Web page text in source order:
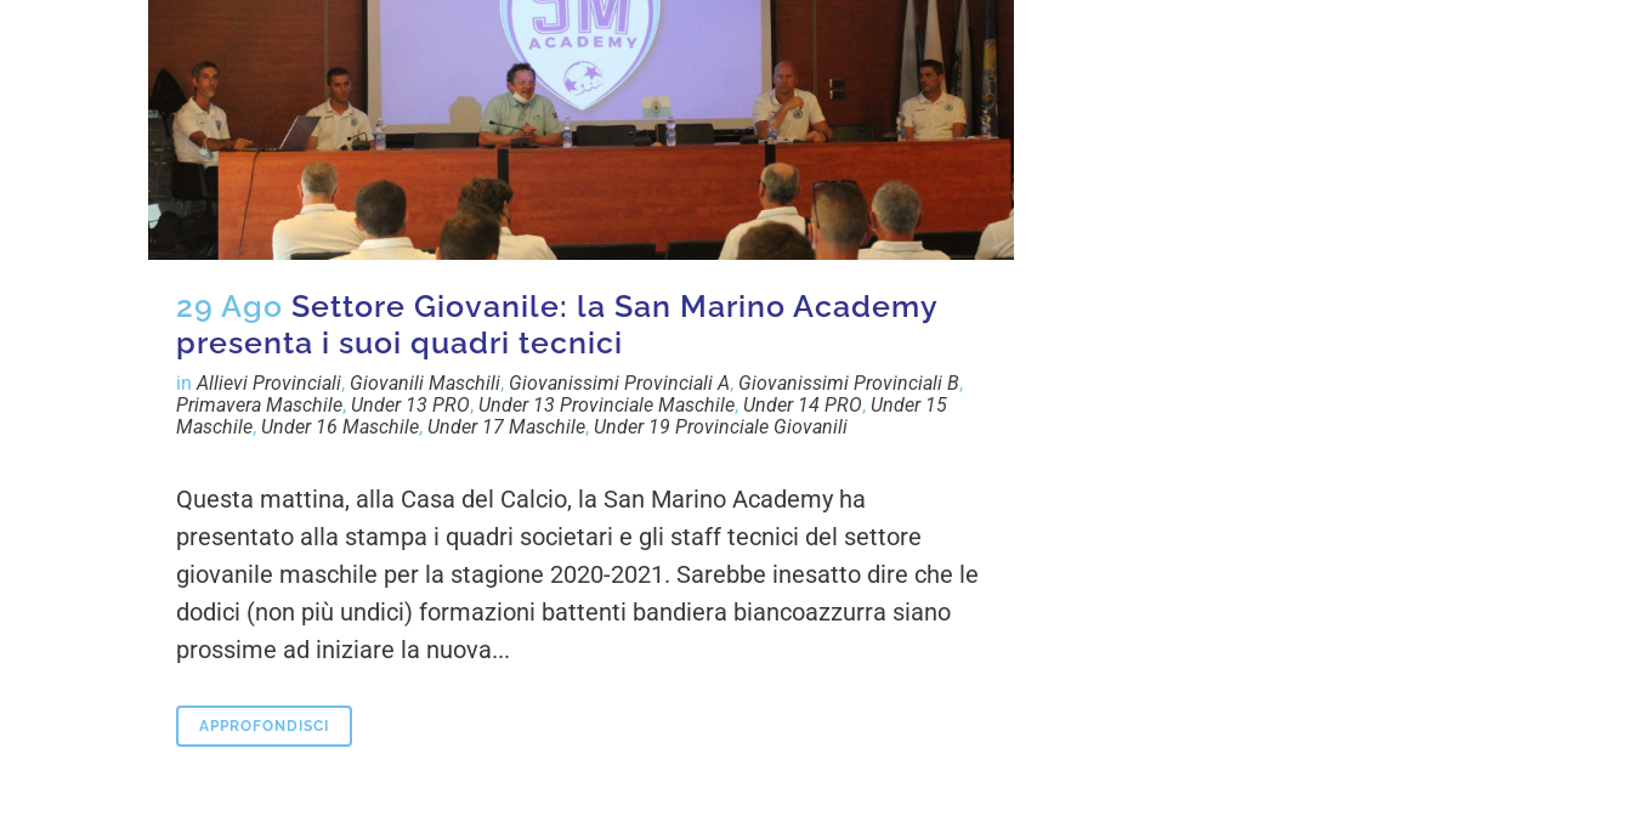
29 Ago Settore Giovanile: la San Marino Academy
presenta i suoi quadri tecnici
inAllievi Provinciali, Giovanili Maschili, Giovanissimi Provinciali A, Giovanissimi Provinciali B,
Primavera Maschile, Under 13 PRO, Under 13 Provinciale Maschile, Under 14 PRO, Under 15
Maschile, Under 16 Maschile, Under 17 Maschile, Under 19 Provinciale Giovanili
Questa mattina, alla Casa del Calcio, la San Marino Academy ha
presentato alla stampa i quadri societari e gli staff tecnici del settore
giovanile maschile per la stagione 2020-2021. Sarebbe inesatto dire che le
dodici (non più undici) formazioni battenti bandiera biancoazzurra siano
prossime ad iniziare la nuova...
APPROFONDISCI